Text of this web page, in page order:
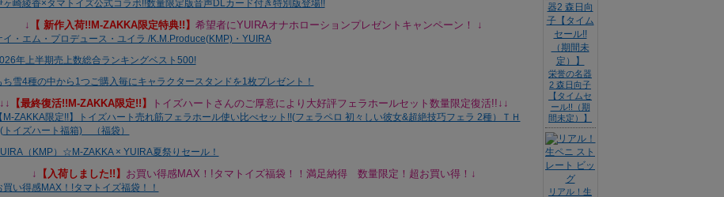
↓ 【 新作入荷!! M-ZAKKA限定特典!!】 希望者にYUIRAオナホローションプレゼントキャンペーン！ ↓
↓↓ 【最終復活!!M-ZAKKA限定!!】 トイズハートさんのご厚意により大好評フェラホールセット数量限定復活!!↓↓
↓ 【 入荷しました!!】 お買い得感MAX！!タマトイズ福袋！！満足納得 数量限定！超お買い得！↓
栄誉の名器
2 森日向子
【タイムセ
ール!!（期
間未定）】
リアル！生